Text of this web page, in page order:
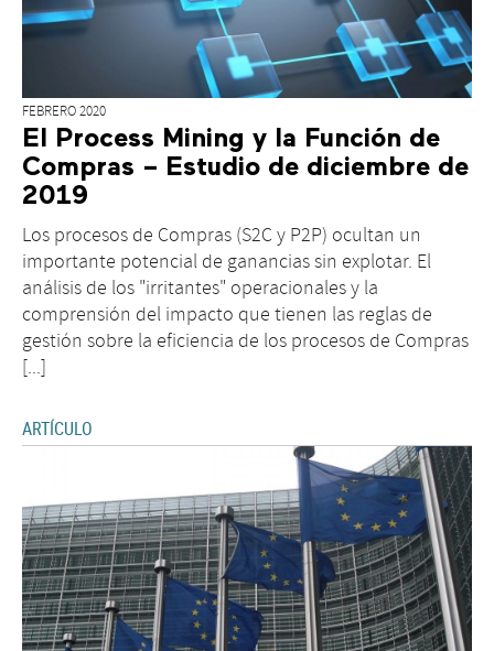
FEBRERO 2020
El Process Mining y la Función de
Compras – Estudio de diciembre de
2019
Los procesos de Compras (S2C y P2P) ocultan un
importante potencial de ganancias sin explotar. El
análisis de los "irritantes" operacionales y la
comprensión del impacto que tienen las reglas de
gestión sobre la eficiencia de los procesos de Compras
[...]
ARTÍCULO